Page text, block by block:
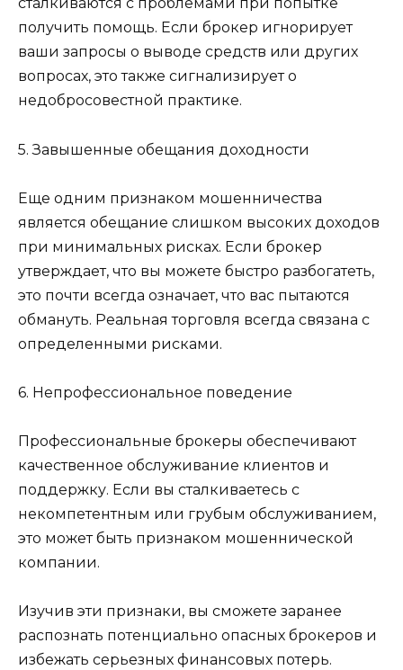
сталкиваются с проблемами при попытке
получить помощь. Если брокер игнорирует
ваши запросы о выводе средств или других
вопросах, это также сигнализирует о
недобросовестной практике.
5. Завышенные обещания доходности
Еще одним признаком мошенничества
является обещание слишком высоких доходов
при минимальных рисках. Если брокер
утверждает, что вы можете быстро разбогатеть,
это почти всегда означает, что вас пытаются
обмануть. Реальная торговля всегда связана с
определенными рисками.
6. Непрофессиональное поведение
Профессиональные брокеры обеспечивают
качественное обслуживание клиентов и
поддержку. Если вы сталкиваетесь с
некомпетентным или грубым обслуживанием,
это может быть признаком мошеннической
компании.
Изучив эти признаки, вы сможете заранее
распознать потенциально опасных брокеров и
избежать серьезных финансовых потерь.